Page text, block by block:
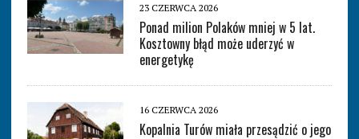
23 CZERWCA 2026
Ponad milion Polaków mniej w 5 lat.
Kosztowny błąd może uderzyć w
energetykę
16 CZERWCA 2026
Kopalnia Turów miała przesądzić o jego